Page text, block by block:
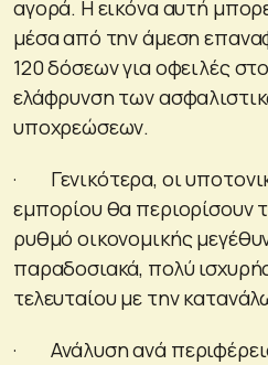
αγορά. Η εικόνα αυτή
μέσα από την άμεση
120 δόσεων για οφειλές
ελάφρυνση των
υποχρεώσεων.
· Γενικότερα, οι
εμπορίου θα περιορίσουν
ρυθμό οικονομικής
παραδοσιακά, πολύ
τελευταίου με την
· Ανάλυση ανά